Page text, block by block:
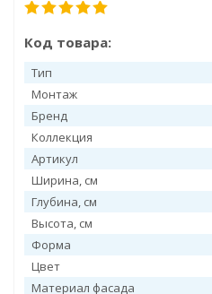
Код товара:
Тип
Монтаж
Бренд
Коллекция
Артикул
Ширина, см
Глубина, см
Высота, см
Форма
Цвет
Материал фасада